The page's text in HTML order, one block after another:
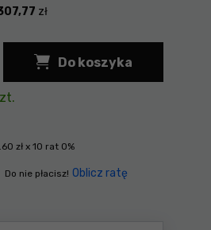
zł
zł x 10 rat 0%
Do nie płacisz! Oblicz ratę
Do koszyka